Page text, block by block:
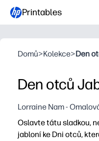
Printables
Domů>Kolekce>Den
Den otců
Lorraine Nam -
Oslavte tátu sladkou,
jabloní ke Dni otců,